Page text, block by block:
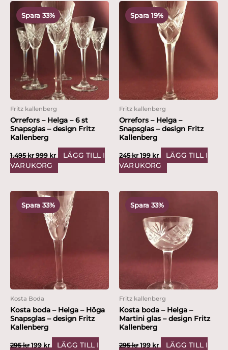
Spara 33%
Fritz kallenberg
Orrefors – Helga – 6 st
Snapsglas – design Fritz
Kallenberg
1,495kr
Det
ursprungliga
var:
1,495 kr.
999 kr
nuvarande
priset
är:
999 kr.
LÄGG TILL I
VARUKORG
Spara 19%
Fritz kallenberg
Orrefors – Helga –
Snapsglas – design Fritz
Kallenberg
245kr
ursprungliga
245 kr.
199 kr
nuvarande
priset
är:
199 kr.
LÄGG TILL I
VARUKORG
Spara 33%
Kosta Boda
Kosta boda – Helga – Höga
Snapsglas – design Fritz
Kallenberg
295kr
Det
ursprungliga
295 kr.
199 kr
Det
nuvarande
priset
är:
199 kr.
LÄGG TILL I
Spara 33%
Fritz kallenberg
Kosta boda – Helga –
Martini glas – design Fritz
Kallenberg
295kr
ursprungliga
var:
295 kr.
199 kr
nuvarande
priset
är:
199 kr.
LÄGG TILL I